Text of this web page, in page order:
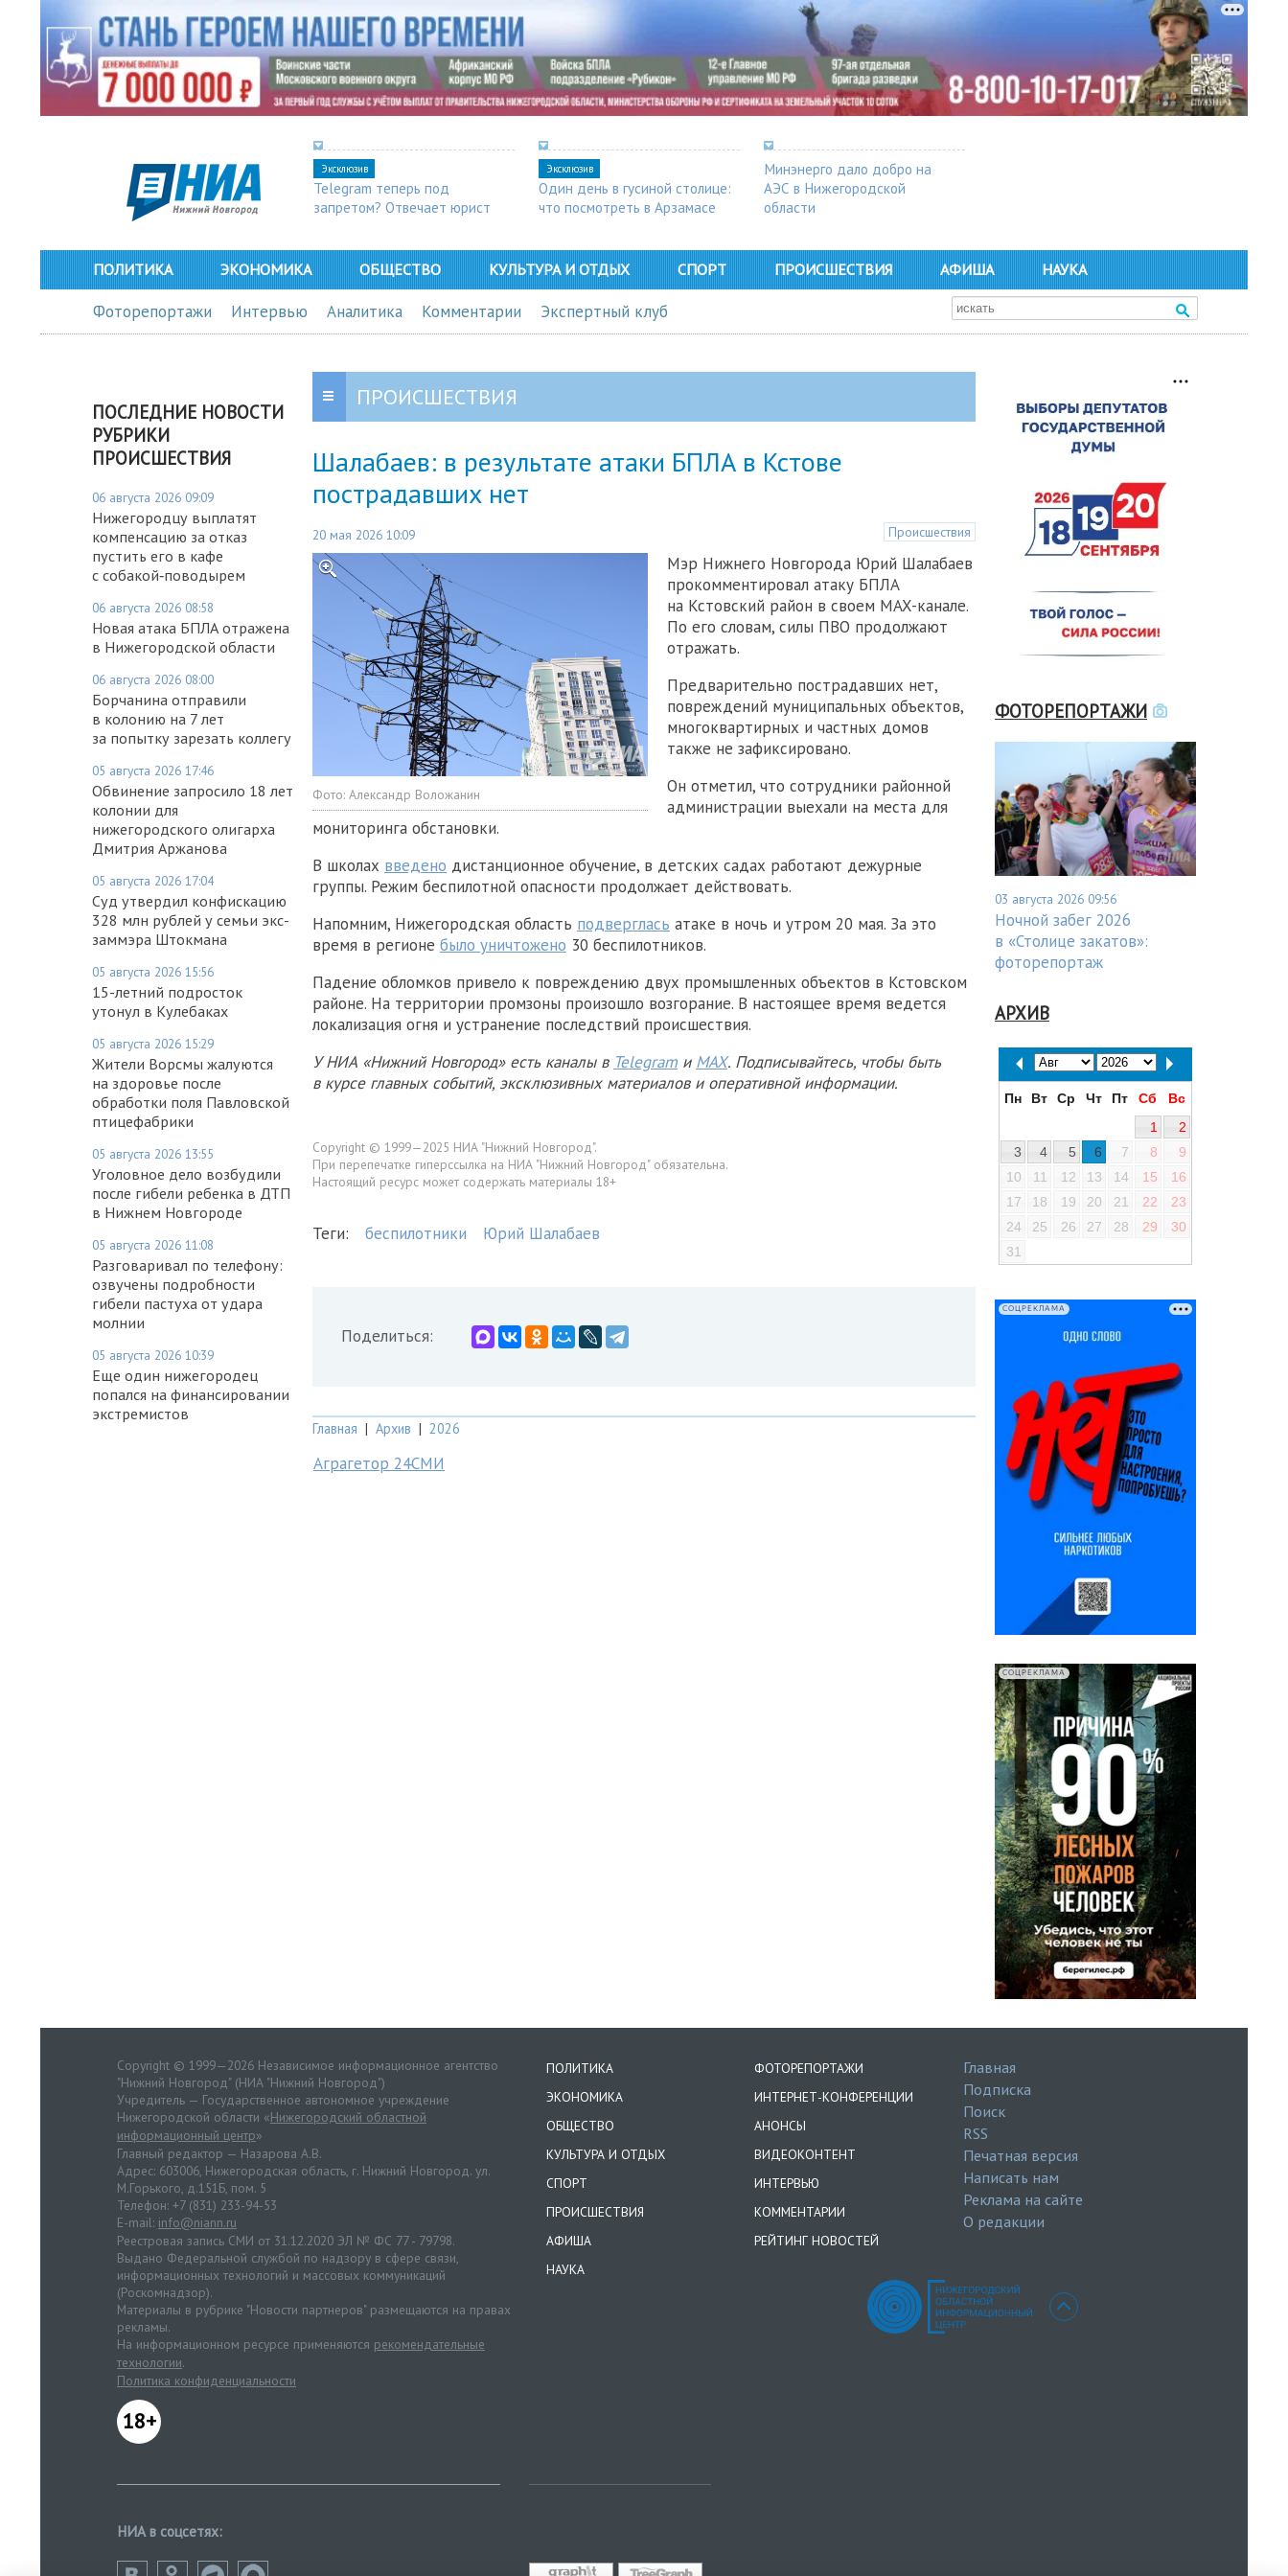
Эксклюзив
Telegram теперь под
запретом? Отвечает юрист
Эксклюзив
Один день в гусиной столице:
что посмотреть в Арзамасе
Минэнерго дало добро на
АЭС в Нижегородской
области
ПОЛИТИКА ЭКОНОМИКА ОБЩЕСТВО КУЛЬТУРА И ОТДЫХ СПОРТ ПРОИСШЕСТВИЯ АФИША НАУКА
Фоторепортажи Интервью Аналитика Комментарии Экспертный клуб
ПОСЛЕДНИЕ НОВОСТИ
РУБРИКИ
ПРОИСШЕСТВИЯ
06 августа 2026 09:09
Нижегородцу выплатят
компенсацию за отказ
пустить его в кафе
с собакой‑поводырем
06 августа 2026 08:58
Новая атака БПЛА отражена
в Нижегородской области
06 августа 2026 08:00
Борчанина отправили
в колонию на 7 лет
за попытку зарезать коллегу
05 августа 2026 17:46
Обвинение запросило 18 лет
колонии для
нижегородского олигарха
Дмитрия Аржанова
05 августа 2026 17:04
Суд утвердил конфискацию
328 млн рублей у семьи экс-
заммэра Штокмана
05 августа 2026 15:56
15-летний подросток
утонул в Кулебаках
05 августа 2026 15:29
Жители Ворсмы жалуются
на здоровье после
обработки поля Павловской
птицефабрики
05 августа 2026 13:55
Уголовное дело возбудили
после гибели ребенка в ДТП
в Нижнем Новгороде
05 августа 2026 11:08
Разговаривал по телефону:
озвучены подробности
гибели пастуха от удара
молнии
05 августа 2026 10:39
Еще один нижегородец
попался на финансировании
экстремистов
ПРОИСШЕСТВИЯ
Шалабаев: в результате атаки БПЛА в Кстове
пострадавших нет
20 мая 2026 10:09 Происшествия
Фото: Александр Воложанин
Мэр Нижнего Новгорода Юрий Шалабаев
прокомментировал атаку БПЛА
на Кстовский район в своем MAX-канале.
По его словам, силы ПВО продолжают
отражать.
Предварительно пострадавших нет,
повреждений муниципальных объектов,
многоквартирных и частных домов
также не зафиксировано.
Он отметил, что сотрудники районной
администрации выехали на места для
мониторинга обстановки.
В школах введено дистанционное обучение, в детских садах работают дежурные
группы. Режим беспилотной опасности продолжает действовать.
Напомним, Нижегородская область подверглась атаке в ночь и утром 20 мая. За это
время в регионе было уничтожено 30 беспилотников.
Падение обломков привело к повреждению двух промышленных объектов в Кстовском
районе. На территории промзоны произошло возгорание. В настоящее время ведется
локализация огня и устранение последствий происшествия.
У НИА «Нижний Новгород» есть каналы в Telegram и MAX. Подписывайтесь, чтобы быть
в курсе главных событий, эксклюзивных материалов и оперативной информации.
Copyright © 1999—2025 НИА "Нижний Новгород".
При перепечатке гиперссылка на НИА "Нижний Новгород" обязательна.
Настоящий ресурс может содержать материалы 18+
Теги: беспилотники Юрий Шалабаев
Поделиться:
Главная | Архив | 2026
Аграгетор 24СМИ
ФОТОРЕПОРТАЖИ
03 августа 2026 09:56
Ночной забег 2026
в «Столице закатов»:
фоторепортаж
АРХИВ
Пн Вт Ср Чт Пт Сб
Вс
1
2
3
4 5 6 7 8
9
10
11 12 13 14 15
16
17
18 19 20 21 22
23
24
25 26 27 28 29
30
31
СОЦРЕКЛАМА
СОЦРЕКЛАМА
Copyright © 1999—2026 Независимое информационное агентство
"Нижний Новгород" (НИА "Нижний Новгород")
Учредитель — Государственное автономное учреждение
Нижегородской области «Нижегородский областной
информационный центр»
Главный редактор — Назарова А.В.
Адрес: 603006, Нижегородская область, г. Нижний Новгород. ул.
М.Горького, д.151Б, пом. 5
Телефон: +7 (831) 233-94-53
E-mail: info@niann.ru
Реестровая запись СМИ от 31.12.2020 ЭЛ № ФС 77 - 79798.
Выдано Федеральной службой по надзору в сфере связи,
информационных технологий и массовых коммуникаций
(Роскомнадзор).
Материалы в рубрике "Новости партнеров" размещаются на правах
рекламы.
На информационном ресурсе применяются рекомендательные
технологии.
Политика конфиденциальности
18+
ПОЛИТИКА
ЭКОНОМИКА
ОБЩЕСТВО
КУЛЬТУРА И ОТДЫХ
СПОРТ
ПРОИСШЕСТВИЯ
АФИША
НАУКА
ФОТОРЕПОРТАЖИ
ИНТЕРНЕТ-КОНФЕРЕНЦИИ
АНОНСЫ
ВИДЕОКОНТЕНТ
ИНТЕРВЬЮ
КОММЕНТАРИИ
РЕЙТИНГ НОВОСТЕЙ
Главная
Подписка
Поиск
RSS
Печатная версия
Написать нам
Реклама на сайте
О редакции
НИА в соцсетях: